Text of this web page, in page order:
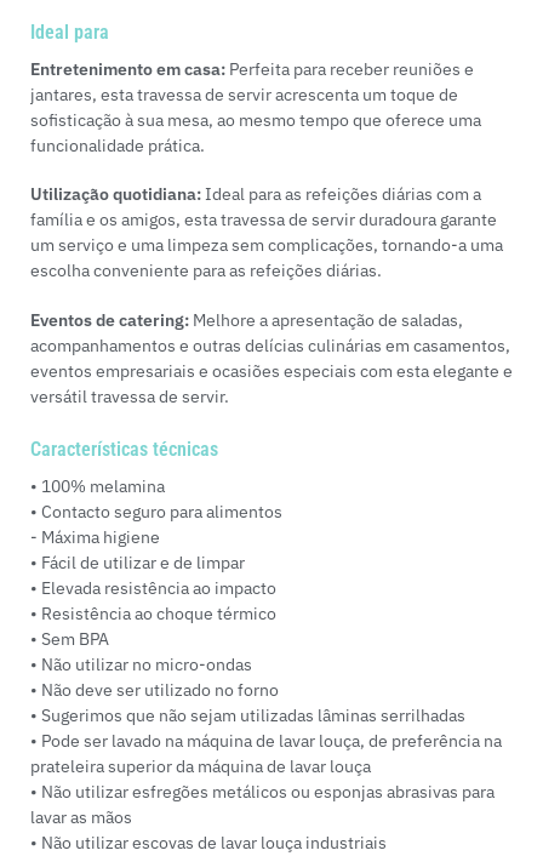
Ideal para
Entretenimento em casa: Perfeita para receber reuniões e
jantares, esta travessa de servir acrescenta um toque de
sofisticação à sua mesa, ao mesmo tempo que oferece uma
funcionalidade prática.
Utilização quotidiana:Ideal para as refeições diárias com a
família e os amigos, esta travessa de servir duradoura garante
um serviço e uma limpeza sem complicações, tornando-a uma
escolha conveniente para as refeições diárias.
Eventos de catering: Melhore a apresentação de saladas,
acompanhamentos e outras delícias culinárias em casamentos,
eventos empresariais e ocasiões especiais com esta elegante e
versátil travessa de servir.
Características técnicas
• 100% melamina
• Contacto seguro para alimentos
- Máxima higiene
• Fácil de utilizar e de limpar
• Elevada resistência ao impacto
• Resistência ao choque térmico
• Sem BPA
• Não utilizar no micro-ondas
• Não deve ser utilizado no forno
• Sugerimos que não sejam utilizadas lâminas serrilhadas
• Pode ser lavado na máquina de lavar louça, de preferência na
prateleira superior da máquina de lavar louça
• Não utilizar esfregões metálicos ou esponjas abrasivas para
lavar as mãos
• Não utilizar escovas de lavar louça industriais